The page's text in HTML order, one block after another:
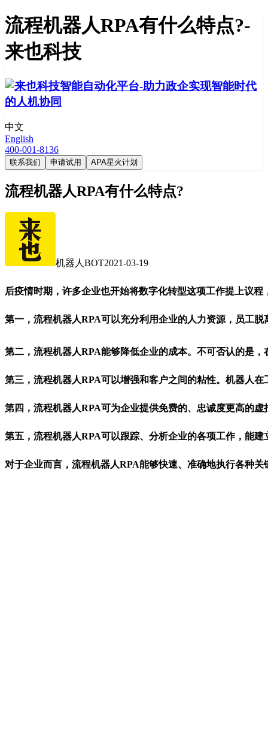
流程机器人RPA有什么特点?-
来也科技
中文
English
400-001-8136
联系我们 申请试用 APA星火计划
流程机器人RPA有什么特点?
机器人BOT2021-03-19
后疫情时期，许多企业也开始将数字化转型这项工作提上议
第一，流程机器人RPA可以充分利用企业的人力资源，员工
第二，流程机器人RPA能够降低企业的成本。不可否认的是
第三，流程机器人RPA可以增强和客户之间的粘性。机器人
第四，流程机器人RPA可为企业提供免费的、忠诚度更高的
第五，流程机器人RPA可以跟踪、分析企业的各项工作，能
对于企业而言，流程机器人RPA能够快速、准确地执行各种